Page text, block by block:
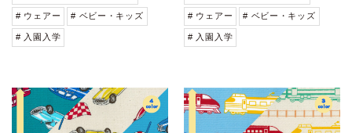
# ウェアー # ベビー・キッズ
# 入園入学
# ウェアー # ベビー・キッズ
# 入園入学